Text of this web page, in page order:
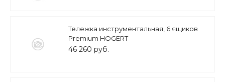
Тележка инструментальная, 6 ящиков
Premium HOGERT
46 260 руб.